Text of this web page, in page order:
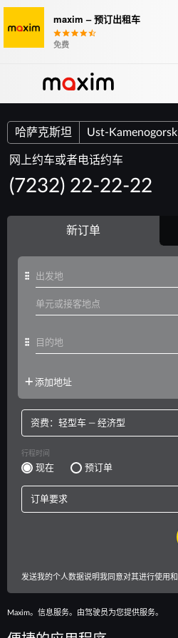
maxim – 预订出租车
免费
哈萨克斯坦 Ust-Kamenogorsk
网上约车或者电话约车
(7232) 22-22-22
Maxim。信息服务。由驾驶员为您提供服务。